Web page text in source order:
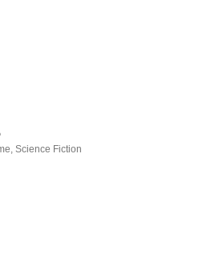
,Science Fiction